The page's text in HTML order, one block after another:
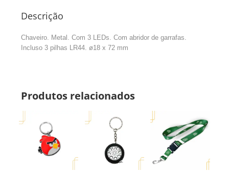
Descrição
Chaveiro. Metal. Com 3 LEDs. Com abridor de garrafas.
Incluso 3 pilhas LR44. ø18 x 72 mm
Produtos relacionados